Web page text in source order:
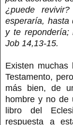
¿puede
esperaría, hasta
y te repondería;
Job 14,13-15.
Existen
Testamento,
más bien, de
hombre y no de
libro del
respuesta a